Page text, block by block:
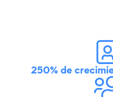
250% de